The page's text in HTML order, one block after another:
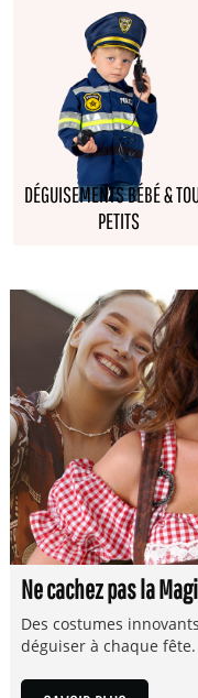
DÉGUISEMENTS BÉBÉ &
PETITS
Ne cachez pas la
Des costumes
déguiser à chaque fête.